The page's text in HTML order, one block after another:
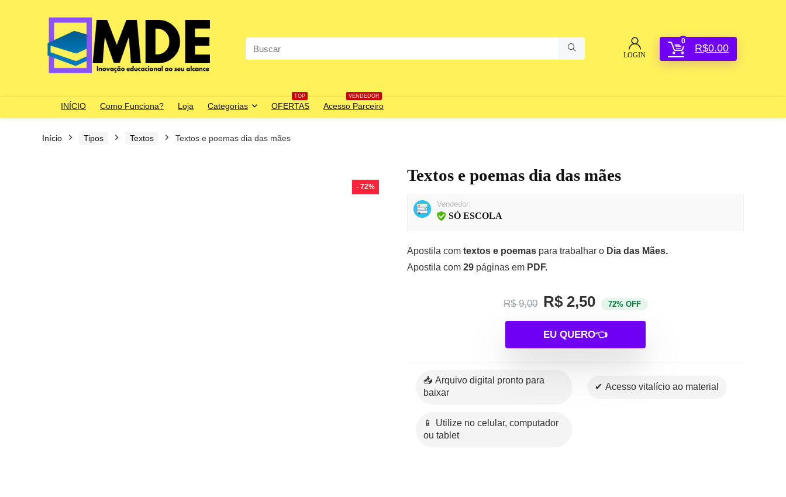
Search
for:
LOGIN
0
R$0.00
INÍCIO Como Funciona? Loja Categorias
TOP
OFERTAS
VENDEDOR
Acesso Parceiro
Início Tipos Textos Textos e poemas dia das mães
- 72%
Textos e poemas dia das mães
Vendedor:
SÓ ESCOLA
Apostila com textos e poemas para trabalhar o Dia das Mães.
Apostila com 29 páginas em PDF.
R$ 9,00 R$ 2,50 72% OFF
EU QUERO👈
📥 Arquivo digital pronto para
baixar
✔ Acesso vitalício ao material
📱 Utilize no celular, computador
ou tablet